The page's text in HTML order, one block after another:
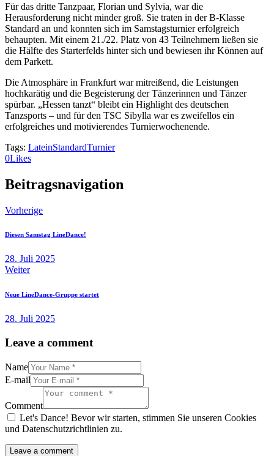
Für das dritte Tanzpaar, Florian und Sylvia, war die
Herausforderung nicht minder groß. Sie traten in der B-Klasse
Standard an und konnten sich im Samstagsturnier erfolgreich
behaupten. Mit einem 21./22. Platz von 43 Teilnehmern ließen sie
die Hälfte des Starterfelds hinter sich und bewiesen ihr Können auf
dem Parkett.
Die Atmosphäre in Frankfurt war mitreißend, die Leistungen
hochkarätig und die Begeisterung der Tänzerinnen und Tänzer
spürbar. „Hessen tanzt“ bleibt ein Highlight des deutschen
Tanzsports – und für den TSC Sibylla war es zweifellos ein
erfolgreiches und motivierendes Turnierwochenende.
Tags: LateinStandardTurnier
0Likes
Beitragsnavigation
Vorherige
Diesen Samstag LineDance!
28. Juli 2025
Weiter
Neue LineDance-Gruppe startet
28. Juli 2025
Leave a comment
Name
E-mail
Comment
Let's Dance! Bevor wir starten, stimmen Sie unseren Cookies
und Datenschutzrichtlinien zu.